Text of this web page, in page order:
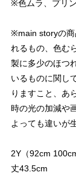
※色ムラ、プリ
※main storyの商
れるもの、色む
製に多少のほつ
いるものに関し
りますこと、あ
時の光の加減や
よっても違いが
2Y（92cm
丈43.5cm